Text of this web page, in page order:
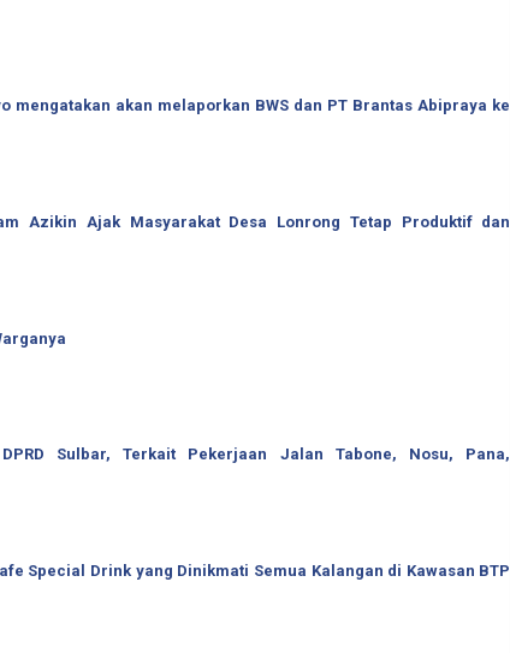
akan melaporkan BWS dan PT Brantas Abipraya ke
Azikin Ajak Masyarakat Desa Lonrong Tetap Produktif dan
Sulbar, Terkait Pekerjaan Jalan Tabone, Nosu, Pana,
Special Drink yang Dinikmati Semua Kalangan di Kawasan BTP